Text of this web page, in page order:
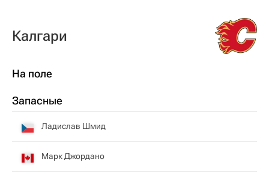
Калгари
На поле
Запасные
Ладислав Шмид
Марк Джордано